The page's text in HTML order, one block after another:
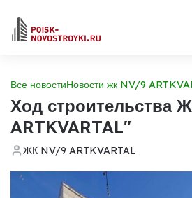
Все новостиНовости жк NV/9
Ход строительства
ARTKVARTAL"
ЖК NV/9 ARTKVARTAL